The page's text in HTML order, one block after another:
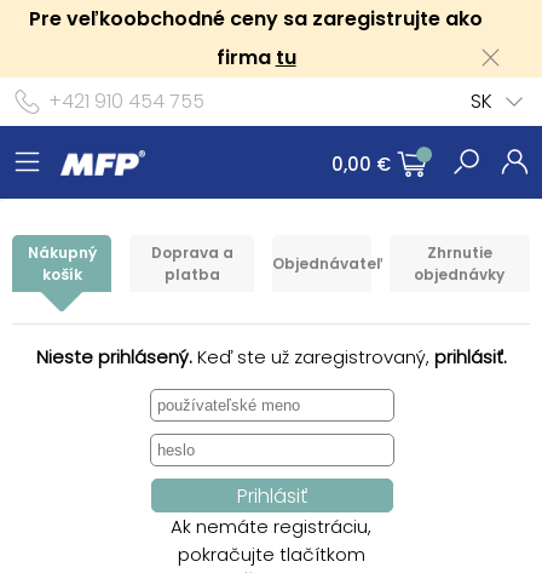
Pre veľkoobchodné ceny sa zaregistrujte ako
firma tu
+421 910 454 755
SK
0,00 €
Nákupný
košík
Doprava a
platba
Objednávateľ
Zhrnutie
objednávky
Nieste prihlásený.Keď ste už zaregistrovaný, prihlásiť.
Ak nemáte registráciu,
pokračujte tlačítkom